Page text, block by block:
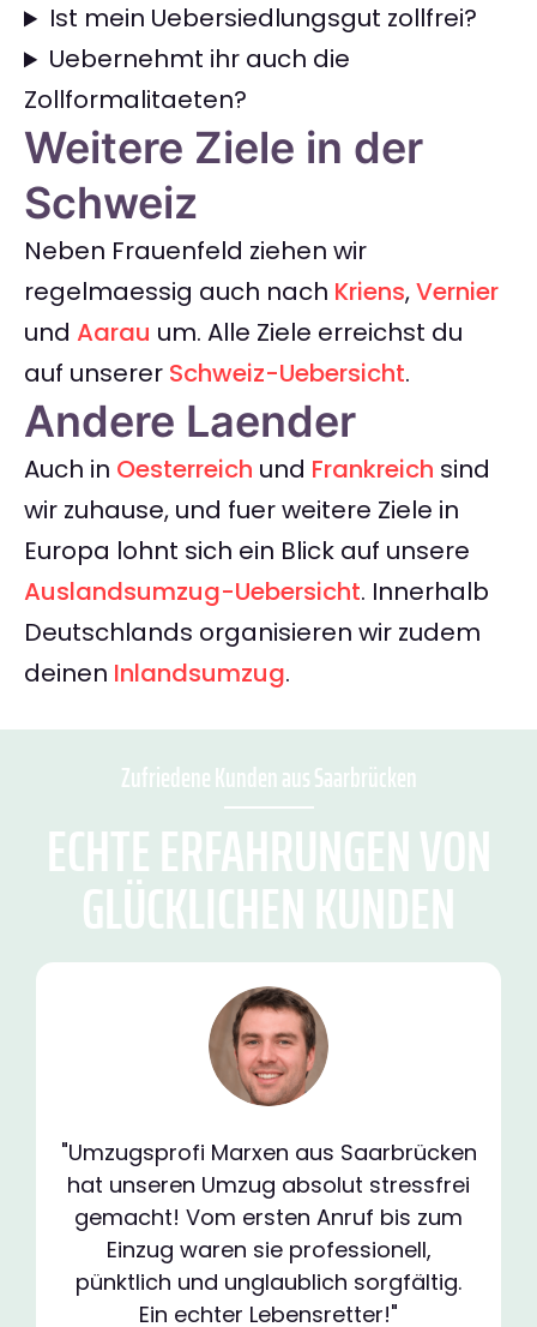
Ist mein Uebersiedlungsgut zollfrei?
Uebernehmt ihr auch die
Zollformalitaeten?
Weitere Ziele in der
Schweiz
Neben Frauenfeld ziehen wir
regelmaessig auch nach Kriens,Vernier
und Aarau um. Alle Ziele erreichst du
auf unserer Schweiz-Uebersicht.
Andere Laender
Auch in Oesterreich und Frankreich sind
wir zuhause, und fuer weitere Ziele in
Europa lohnt sich ein Blick auf unsere
Auslandsumzug-Uebersicht. Innerhalb
Deutschlands organisieren wir zudem
deinen Inlandsumzug.
Zufriedene Kunden aus Saarbrücken
ECHTE ERFAHRUNGEN VON
GLÜCKLICHEN KUNDEN
"Umzugsprofi Marxen aus Saarbrücken
hat unseren Umzug absolut stressfrei
gemacht! Vom ersten Anruf bis zum
Einzug waren sie professionell,
pünktlich und unglaublich sorgfältig.
Ein echter Lebensretter!"